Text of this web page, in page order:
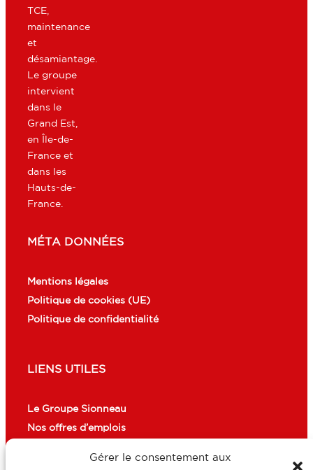
Gérer le consentement aux
TCE,
maintenance
et
désamiantage.
Le groupe
intervient
dans le
Grand Est,
en Île-de-
France et
dans les
Hauts-de-
France.
MÉTA DONNÉES
Mentions légales
Politique de cookies (UE)
Politique de confidentialité
LIENS UTILES
Le Groupe Sionneau
Nos offres d’emplois